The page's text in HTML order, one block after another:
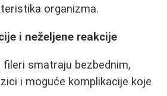
organizma.
i neželjene reakcije
fileri smatraju bezbednim,
i moguće komplikacije koje